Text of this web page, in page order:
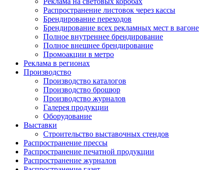
Распространение листовок через кассы
Брендирование переходов
Брендирование всех рекламных мест в вагоне
Полное внутреннее брендирование
Полное внешнее брендирование
Промоакции в метро
Реклама в регионах
Производство
Производство каталогов
Производство брошюр
Производство журналов
Галерея продукции
Оборудование
Выставки
Строительство выставочных стендов
Распространение прессы
Распространение печатной продукции
Распространение журналов